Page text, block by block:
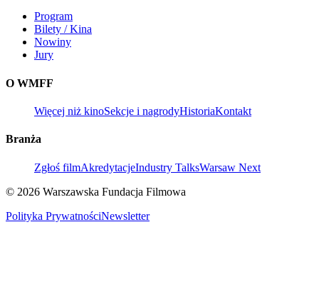
Program
Bilety / Kina
Nowiny
Jury
O WMFF
Więcej niż kinoSekcje i nagrodyHistoriaKontakt
Branża
Zgłoś filmAkredytacjeIndustry TalksWarsaw Next
© 2026 Warszawska Fundacja Filmowa
Polityka PrywatnościNewsletter